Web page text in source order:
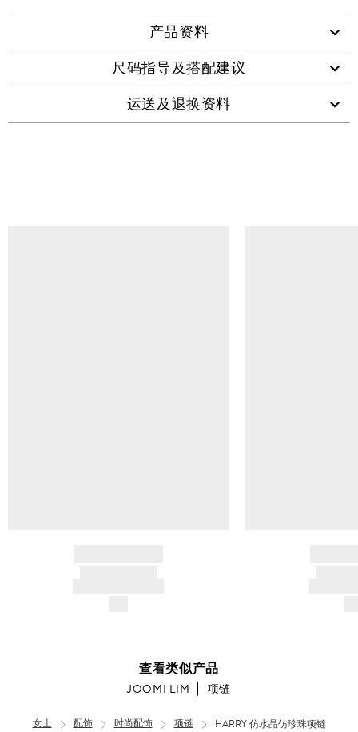
产品资料
尺码指导及搭配建议
运送及退换资料
查看类似产品
JOOMI LIM 项链
女士 配饰 时尚配饰 项链 HARRY 仿水晶仿珍珠项链